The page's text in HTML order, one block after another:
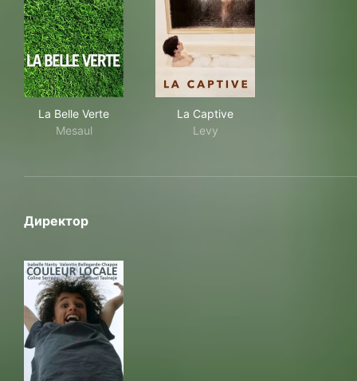
La Belle Verte
Mesaul
La Captive
Levy
Директор